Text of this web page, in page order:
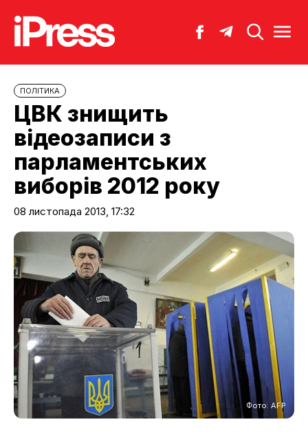
ПОЛІТИКА
ЦВК знищить
відеозаписи з
парламентських
виборів 2012 року
08 листопада 2013, 17:32
Фото: AFP